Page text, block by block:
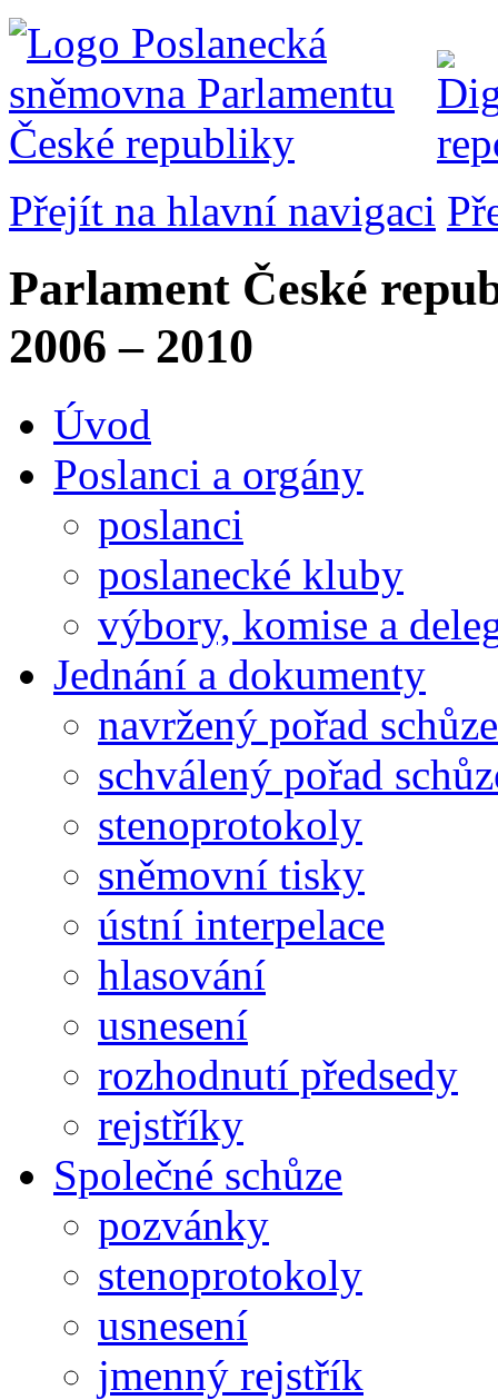
Přejít na hlavní navigaci
Parlament České
2006 – 2010
Úvod
Poslanci a orgány
poslanci
poslanecké kluby
výbory, komise a
Jednání a dokumenty
navržený pořad schůze
schválený pořad
stenoprotokoly
sněmovní tisky
ústní interpelace
hlasování
usnesení
rozhodnutí předsedy
rejstříky
Společné schůze
pozvánky
stenoprotokoly
usnesení
jmenný rejstřík